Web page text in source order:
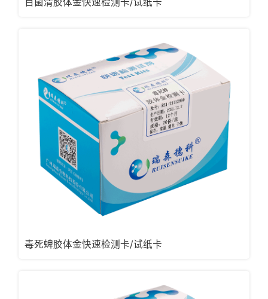
毒死蜱胶体金快速检测卡/试纸卡